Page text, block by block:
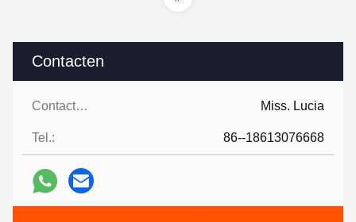
Contacten
Contacten: Miss. Lucia
Tel.: 86--18613076668